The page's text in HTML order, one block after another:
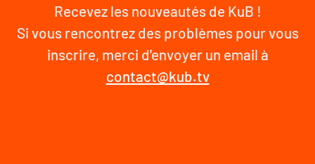
Recevez les nouveautés de KuB !
Si vous rencontrez des problèmes pour vous
inscrire, merci d'envoyer un email à
contact@kub.tv